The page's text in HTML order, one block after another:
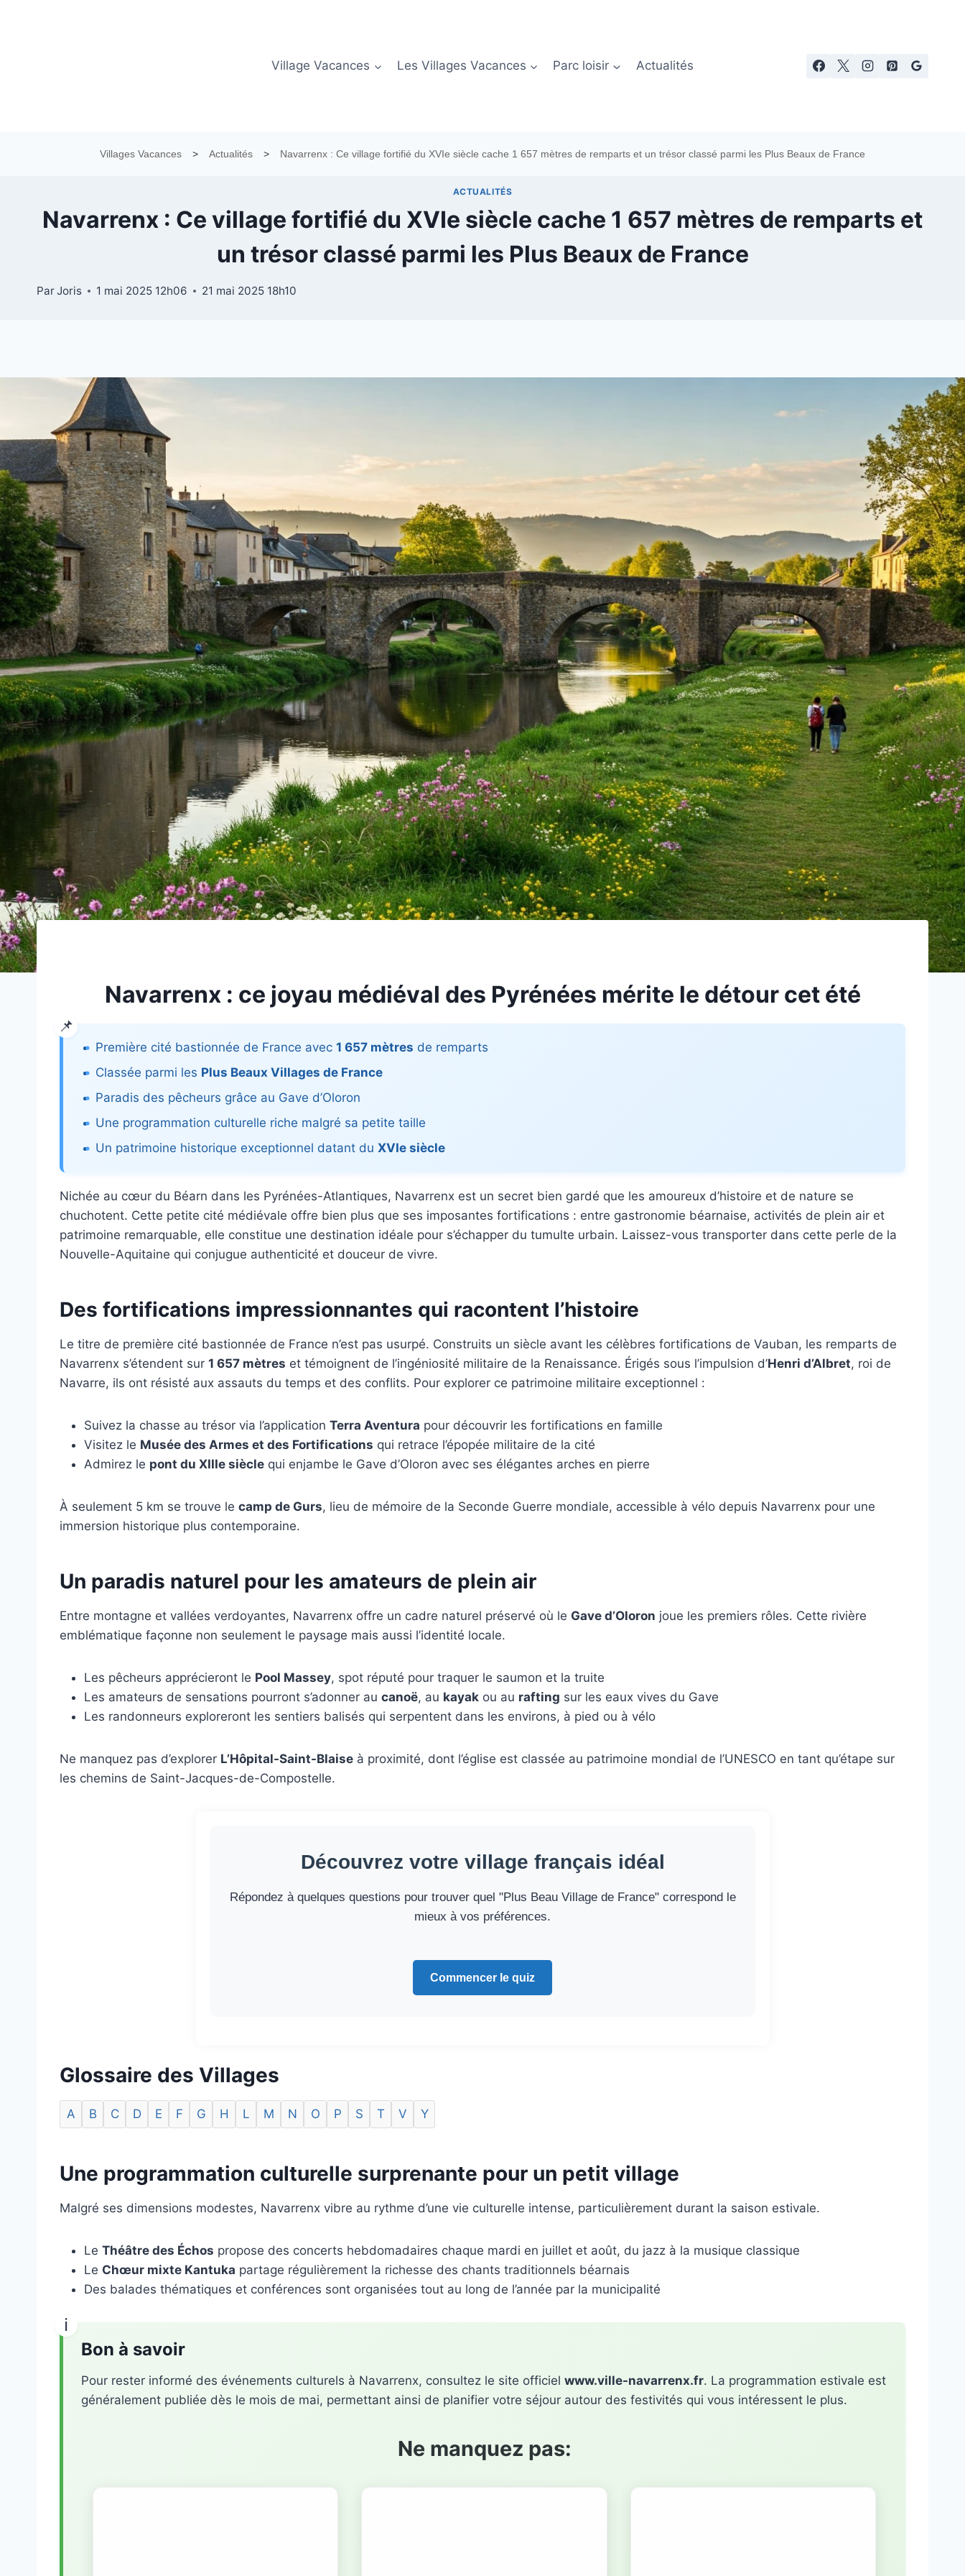
Village Vacances
Les Villages Vacances Parc loisir Actualités
Villages Vacances > Actualités > Navarrenx : Ce village fortifié du XVIe siècle cache 1 657 mètres de remparts et un trésor classé parmi les Plus Beaux de France
ACTUALITÉS
Navarrenx : Ce village fortifié du XVIe siècle cache 1 657 mètres de remparts et
un trésor classé parmi les Plus Beaux de France
ParJoris 1 mai 2025 12h06 21 mai 2025 18h10
Navarrenx : ce joyau médiéval des Pyrénées mérite le détour cet été
Première cité bastionnée de France avec 1 657 mètres de remparts
Classée parmi les Plus Beaux Villages de France
Paradis des pêcheurs grâce au Gave d’Oloron
Une programmation culturelle riche malgré sa petite taille
Un patrimoine historique exceptionnel datant du XVIe siècle
Nichée au cœur du Béarn dans les Pyrénées-Atlantiques, Navarrenx est un secret bien gardé que les amoureux d’histoire et de nature se
chuchotent. Cette petite cité médiévale offre bien plus que ses imposantes fortifications : entre gastronomie béarnaise, activités de plein air et
patrimoine remarquable, elle constitue une destination idéale pour s’échapper du tumulte urbain. Laissez-vous transporter dans cette perle de la
Nouvelle-Aquitaine qui conjugue authenticité et douceur de vivre.
Des fortifications impressionnantes qui racontent l’histoire
Le titre de première cité bastionnée de France n’est pas usurpé. Construits un siècle avant les célèbres fortifications de Vauban, les remparts de
Navarrenx s’étendent sur 1 657 mètres et témoignent de l’ingéniosité militaire de la Renaissance. Érigés sous l’impulsion d’Henri d’Albret, roi de
Navarre, ils ont résisté aux assauts du temps et des conflits. Pour explorer ce patrimoine militaire exceptionnel :
Suivez la chasse au trésor via l’application Terra Aventura pour découvrir les fortifications en famille
Visitez le Musée des Armes et des Fortifications qui retrace l’épopée militaire de la cité
Admirez le pont du XIIIe siècle qui enjambe le Gave d’Oloron avec ses élégantes arches en pierre
À seulement 5 km se trouve le camp de Gurs, lieu de mémoire de la Seconde Guerre mondiale, accessible à vélo depuis Navarrenx pour une
immersion historique plus contemporaine.
Un paradis naturel pour les amateurs de plein air
Entre montagne et vallées verdoyantes, Navarrenx offre un cadre naturel préservé où le Gave d’Oloron joue les premiers rôles. Cette rivière
emblématique façonne non seulement le paysage mais aussi l’identité locale.
Les pêcheurs apprécieront le Pool Massey, spot réputé pour traquer le saumon et la truite
Les amateurs de sensations pourront s’adonner au canoë, au kayak ou au rafting sur les eaux vives du Gave
Les randonneurs exploreront les sentiers balisés qui serpentent dans les environs, à pied ou à vélo
Ne manquez pas d’explorer L’Hôpital-Saint-Blaise à proximité, dont l’église est classée au patrimoine mondial de l’UNESCO en tant qu’étape sur
les chemins de Saint-Jacques-de-Compostelle.
Découvrez votre village français idéal
Répondez à quelques questions pour trouver quel "Plus Beau Village de France" correspond le
mieux à vos préférences.
Commencer le quiz
Glossaire des Villages
A B C D E F G H L M N O P S T V Y
Une programmation culturelle surprenante pour un petit village
Malgré ses dimensions modestes, Navarrenx vibre au rythme d’une vie culturelle intense, particulièrement durant la saison estivale.
Le Théâtre des Échos propose des concerts hebdomadaires chaque mardi en juillet et août, du jazz à la musique classique
Le Chœur mixte Kantuka partage régulièrement la richesse des chants traditionnels béarnais
Des balades thématiques et conférences sont organisées tout au long de l’année par la municipalité
Bon à savoir
Pour rester informé des événements culturels à Navarrenx, consultez le site officiel www.ville-navarrenx.fr. La programmation estivale est
généralement publiée dès le mois de mai, permettant ainsi de planifier votre séjour autour des festivités qui vous intéressent le plus.
Ne manquez pas: